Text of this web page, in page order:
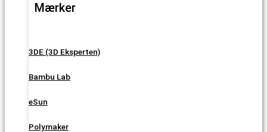
Mærker
3DE (3D Eksperten)
Bambu Lab
eSun
Polymaker